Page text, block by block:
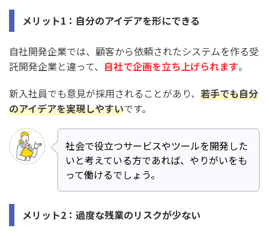
メリット1：自分のアイデアを形にできる
自社開発企業では、顧客から依頼されたシステムを作る受
託開発企業と違って、 自社で企画を立ち上げられます。
新入社員でも意見が採用されることがあり、 若手でも自分
のアイデアを実現しやすいです。
社会で役立つサービスやツールを開発した
いと考えている方であれば、やりがいをも
って働けるでしょう。
メリット2：過度な残業のリスクが少ない